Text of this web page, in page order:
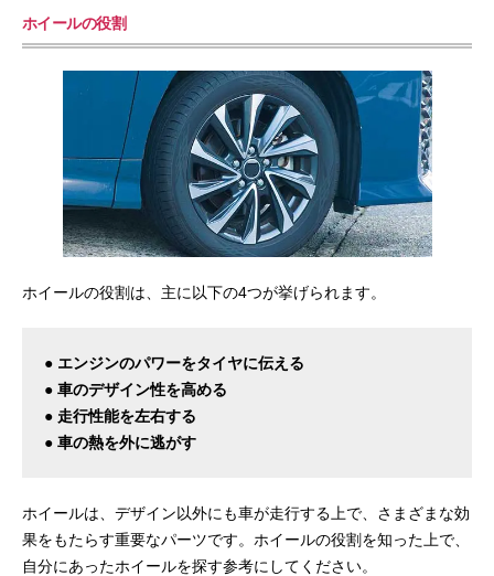
ホイールの役割
ホイールの役割は、主に以下の4つが挙げられます。
● エンジンのパワーをタイヤに伝える
● 車のデザイン性を高める
● 走行性能を左右する
● 車の熱を外に逃がす
ホイールは、デザイン以外にも車が走行する上で、さまざまな効
果をもたらす重要なパーツです。ホイールの役割を知った上で、
自分にあったホイールを探す参考にしてください。